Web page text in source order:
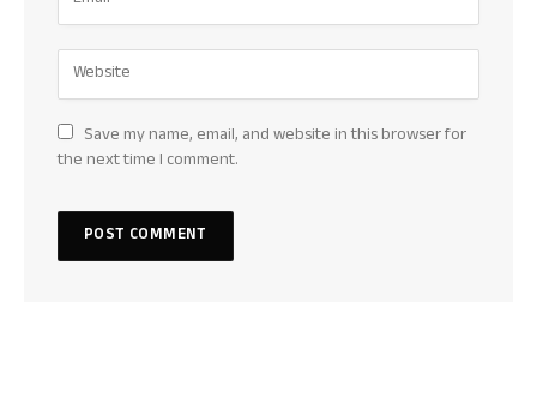
Save my name, email, and website in this browser for
the next time I comment.